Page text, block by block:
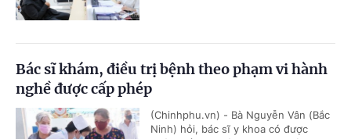
Bác sĩ khám, điều trị bệnh theo phạm vi hành
nghề được cấp phép
(Chinhphu.vn) - Bà Nguyễn Vân (Bắc
Ninh) hỏi, bác sĩ y khoa có được